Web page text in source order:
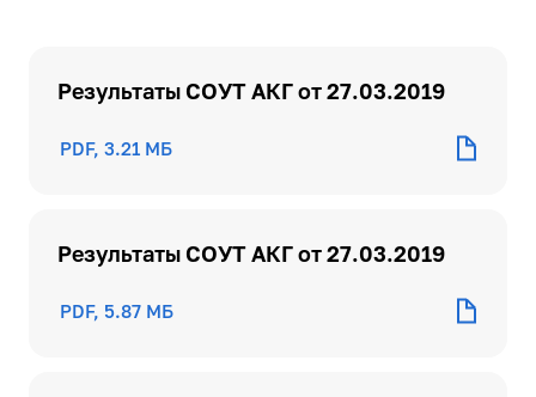
Результаты СОУТ АКГ от 27.03.2019
PDF, 3.21 МБ
Результаты СОУТ АКГ от 27.03.2019
PDF, 5.87 МБ